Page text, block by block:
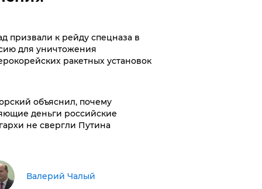
призвали к рейду спецназа в
для уничтожения
ракетных установок
объяснил, почему
деньги российские
не свергли Путина
Валерий Чалый